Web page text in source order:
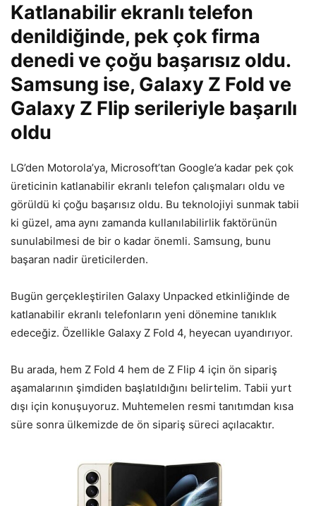
Katlanabilir ekranlı telefon
denildiğinde, pek çok firma
denedi ve çoğu başarısız oldu.
Samsung ise, Galaxy Z Fold ve
Galaxy Z Flip serileriyle başarılı
oldu
LG’den Motorola’ya, Microsoft’tan Google’a kadar pek çok
üreticinin katlanabilir ekranlı telefon çalışmaları oldu ve
görüldü ki çoğu başarısız oldu. Bu teknolojiyi sunmak tabii
ki güzel, ama aynı zamanda kullanılabilirlik faktörünün
sunulabilmesi de bir o kadar önemli. Samsung, bunu
başaran nadir üreticilerden.
Bugün gerçekleştirilen Galaxy Unpacked etkinliğinde de
katlanabilir ekranlı telefonların yeni dönemine tanıklık
edeceğiz. Özellikle Galaxy Z Fold 4, heyecan uyandırıyor.
Bu arada, hem Z Fold 4 hem de Z Flip 4 için ön sipariş
aşamalarının şimdiden başlatıldığını belirtelim. Tabii yurt
dışı için konuşuyoruz. Muhtemelen resmi tanıtımdan kısa
süre sonra ülkemizde de ön sipariş süreci açılacaktır.